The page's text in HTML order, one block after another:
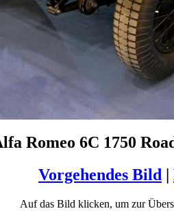
Romeo 6C 1750
Vorgehendes Bild
Auf das Bild klicken, um zur